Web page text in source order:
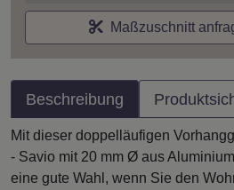
Maßzuschnitt
Beschreibung
Mit dieser doppelläufigen
- Savio mit 20 mm Ø aus
eine gute Wahl, wenn Sie den